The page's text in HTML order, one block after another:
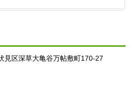
区深草大亀谷万帖敷町170-27